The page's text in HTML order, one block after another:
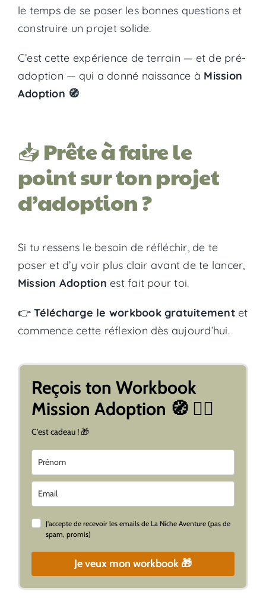
le temps de se poser les bonnes questions et
construire un projet solide.
C’est cette expérience de terrain — et de pré-
adoption — qui a donné naissance à Mission
Adoption 🧭
📥 Prête à faire le
point sur ton projet
d’adoption ?
Si tu ressens le besoin de réfléchir, de te
poser et d’y voir plus clair avant de te lancer,
Mission Adoption est fait pour toi.
👉Télécharge le workbook gratuitementet
commence cette réflexion dès aujourd’hui.
Reçois ton Workbook
Mission Adoption 🧭 👇🏼
C'est cadeau ! 🎁
J'accepte de recevoir les emails de La Niche Aventure (pas de
spam, promis)
Je veux mon workbook 🎁